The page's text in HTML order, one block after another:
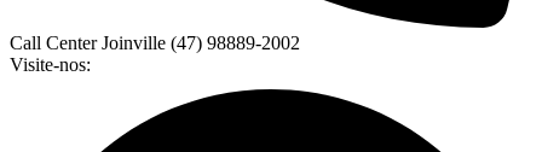
Call Center Joinville (47) 98889-2002
Visite-nos: